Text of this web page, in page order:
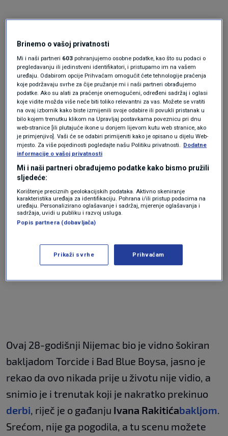
U Splitu ga je dočekaoFilip Bradarić, bivši
hrvatski reprezentativac i osvajač svjetskog
srebra.
Anton se družio s Bradarićem koji mu je
pokazao svoju impresivnu kolekciju
nogometnih dresova, a onda su zajedno gledali
derbi.
Ovaj 28-godišnji Nijemac bio je vidno šokiran
bakljadom Torcide i Bad Blue Boysa, jasno je
rekao da ovo nikada prije u životu nije vidio, a
snimio je i trenutak koji je nakratko prekinuo
derbi, riječ je o gađanju Ivana Rakitićabakljom.
Srećom, nije ga pogodila, a tu scenu možete
Brinemo o vašoj privatnosti
Mi i naši partneri 603 pohranjujemo osobne podatke, kao što su podaci o
pregledavanju ili jedinstveni identifikatori, i pristupamo im na vašem
uređaju. Odabirom opcije Prihvaćam omogućit ćete tehnologije praćenja
koje podržavaju svrhe za čije pružanje mi i naši partneri obrađujemo
podatke. Ako su alati za praćenje onemogućeni, određeni sadržaj i oglasi
koje vidite možda više neće biti toliko relevantni za vas. Možete se vratiti
na ovaj izbornik kako biste izmijenili svoje odabire ili povukli pristanak u
bilo kojem trenutku klikom na Upravljaj postavkama poveznicu pri dnu
web-stranice [ili plutajuće ikone u donjem lijevom kutu web stranice, ako
je primjenjivo]. Vaši će se odabiri primijeniti kako je opisano u dijelu Web-
mjesto. Za više pojedinosti pogledajte našu Politiku privatnosti. Dodatne
informacije o vašoj privatnosti
Mi i naši partneri obrađujemo podatke kako bismo pružili
sljedeće:
Korištenje preciznih geolokacijskih podataka. Aktivno skeniranje
karakteristika uređaja za identifikaciju. Pohrana i/ili pristup podacima na
uređaju. Personalizirano oglašavanje i sadržaj, mjerenje oglašavanja i
sadržaja, uvidi u publiku i razvoj usluga.
Popis partnera (dobavljača)
Prikaži svrhe Prihvaćam